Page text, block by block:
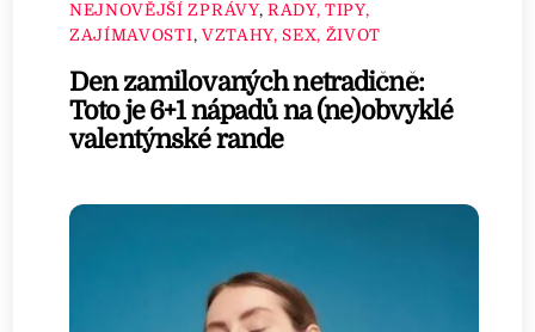
NEJNOVĚJŠÍ ZPRÁVY, RADY, TIPY,
ZAJÍMAVOSTI, VZTAHY, SEX, ŽIVOT
Den zamilovaných netradičně:
Toto je 6+1 nápadů na (ne)obvyklé
valentýnské rande